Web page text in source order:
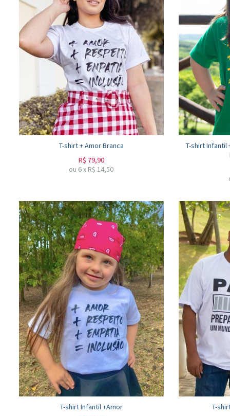
T-shirt + Amor Branca
R$ 79,90
ou 6x R$14,50
T-shirt Infantil
T-shirt Infantil +Amor
T-